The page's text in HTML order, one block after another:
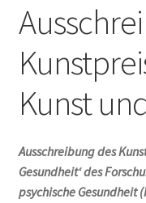
Kunst
Ausschreibung des
Gesundheit‘ des
psychische Gesundheit